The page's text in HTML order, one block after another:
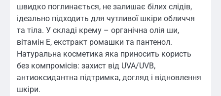
швидко поглинається, не залишає білих слідів,
ідеально підходить для чутливої шкіри обличчя
та тіла. У складі крему – органічна олія ши,
вітамін Е, екстракт ромашки та пантенол.
Натуральна косметика яка приносить користь
без компромісів: захист від UVA/UVB,
антиоксидантна підтримка, догляд і відновлення
шкіри.